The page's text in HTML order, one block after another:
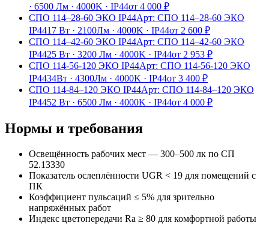
· 6500 Лм · 4000K · IP44от 4 000 ₽
СПО 114–28-60 ЭКО IP44Арт: СПО 114–28-60 ЭКО
IP4417 Вт · 2100Лм · 4000K · IP44от 2 600 ₽
СПО 114–42-60 ЭКО IP44Арт: СПО 114–42-60 ЭКО
IP4425 Вт · 3200 Лм · 4000K · IP44от 2 953 ₽
СПО 114-56-120 ЭКО IP44Арт: СПО 114-56-120 ЭКО
IP4434Вт · 4300Лм · 4000K · IP44от 3 400 ₽
СПО 114-84–120 ЭКО IP44Арт: СПО 114-84–120 ЭКО
IP4452 Вт · 6500 Лм · 4000K · IP44от 4 000 ₽
Нормы и требования
Освещённость рабочих мест — 300–500 лк по СП
52.13330
Показатель ослеплённости UGR < 19 для помещений с
ПК
Коэффициент пульсаций ≤ 5% для зрительно
напряжённых работ
Индекс цветопередачи Ra ≥ 80 для комфортной работы